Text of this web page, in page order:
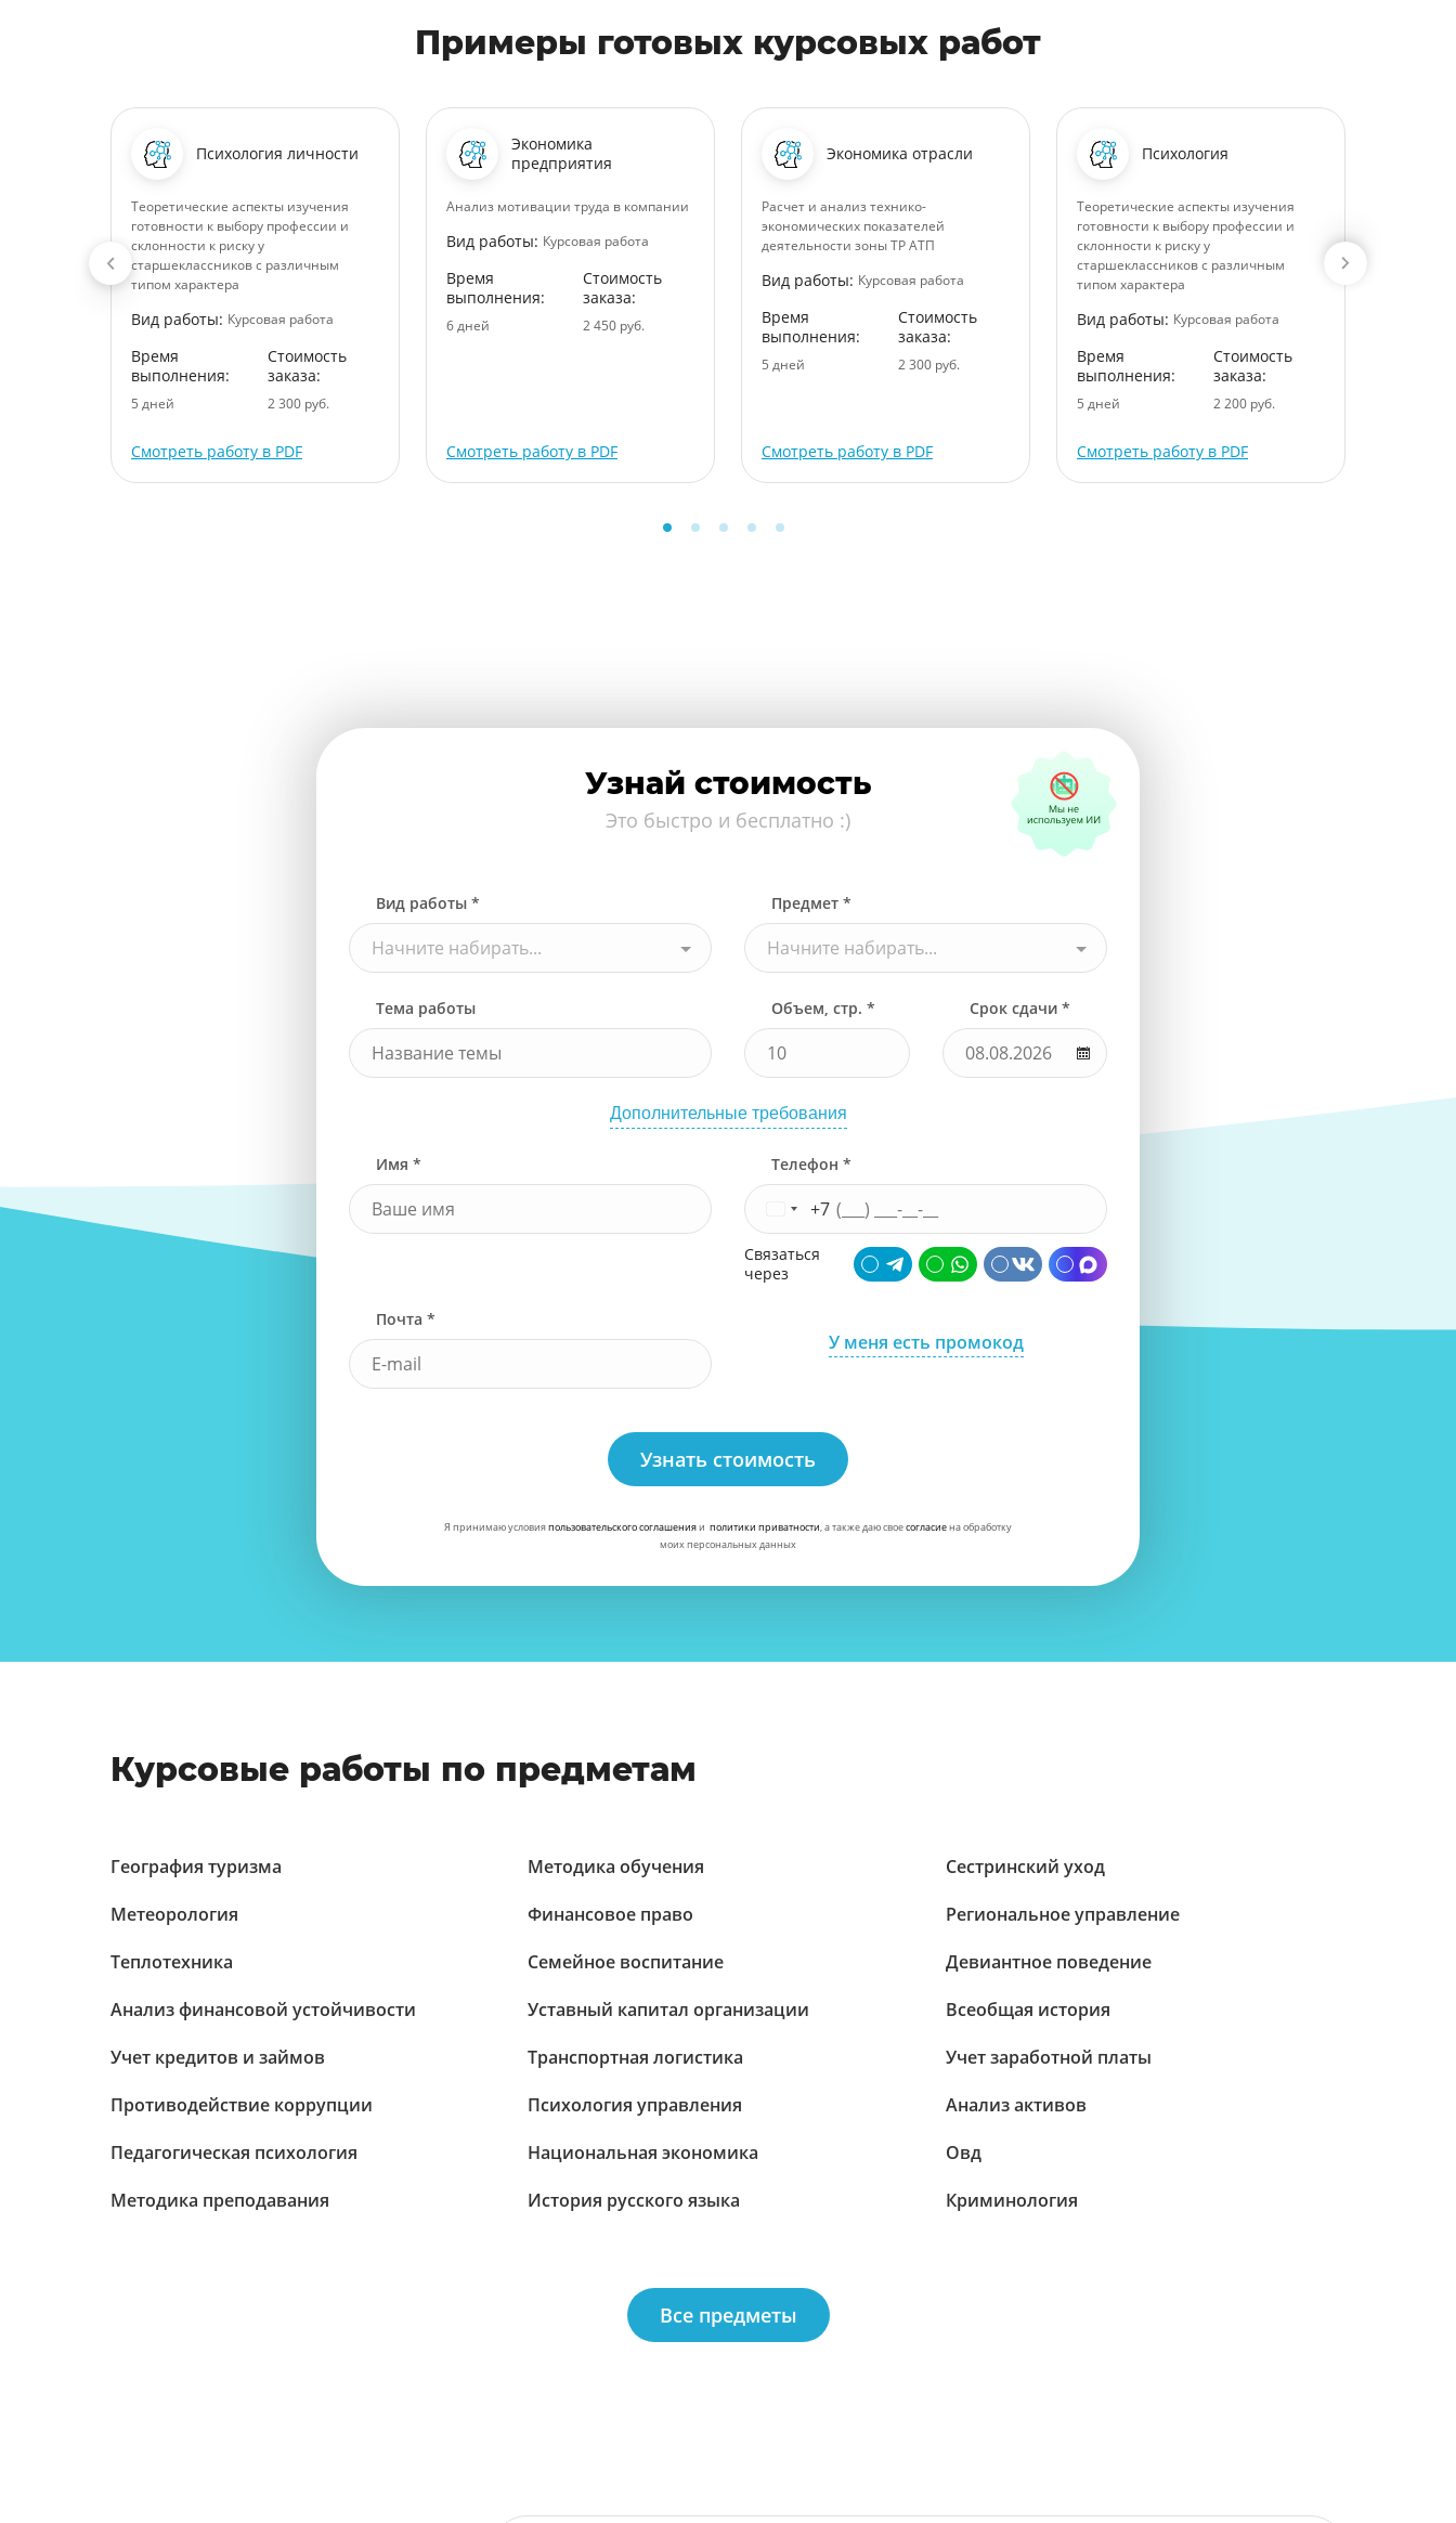
Примеры готовых курсовых работ
Психология личности
Теоретические аспекты изучения
готовности к выбору профессии и
склонности к риску у
старшеклассников с различным
типом характера
Вид работы: Курсовая работа
Время
выполнения:
5 дней
Стоимость
заказа:
2 300 руб.
Смотреть работу в PDF
Экономика
предприятия
Анализ мотивации труда в компании
Вид работы: Курсовая работа
Время
выполнения:
6 дней
Стоимость
заказа:
2 450 руб.
Смотреть работу в PDF
Экономика отрасли
Расчет и анализ технико-
экономических показателей
деятельности зоны ТР АТП
Вид работы: Курсовая работа
Время
выполнения:
5 дней
Стоимость
заказа:
2 300 руб.
Смотреть работу в PDF
Психология
Теоретические аспекты изучения
готовности к выбору профессии и
склонности к риску у
старшеклассников с различным
типом характера
Вид работы: Курсовая работа
Время
выполнения:
5 дней
Стоимость
заказа:
2 200 руб.
Смотреть работу в PDF
Узнай стоимость
Это быстро и бесплатно :)
Вид работы *
Начните набирать...
Предмет *
Начните набирать...
Тема работы Объем, стр. * Срок сдачи *
Дополнительные требования
Имя * Телефон *
+7
Связаться
через
Почта *
У меня есть промокод
Узнать стоимость
Я принимаю условияпользовательского соглашенияи политики приватности, а также даю своесогласиена обработку
моих персональных данных
Курсовые работы по предметам
География туризма
Метеорология
Теплотехника
Анализ финансовой устойчивости
Учет кредитов и займов
Противодействие коррупции
Педагогическая психология
Методика преподавания
Методика обучения
Финансовое право
Семейное воспитание
Уставный капитал организации
Транспортная логистика
Психология управления
Национальная экономика
История русского языка
Сестринский уход
Региональное управление
Девиантное поведение
Всеобщая история
Учет заработной платы
Анализ активов
Овд
Криминология
Все предметы